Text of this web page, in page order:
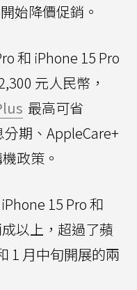
始降價促銷。
和 iPhone 15 Pro
元人民幣，
最高可省
期、AppleCare+
政策。
15 Pro 和
以上，超過了蘋
1 月中旬開展的兩